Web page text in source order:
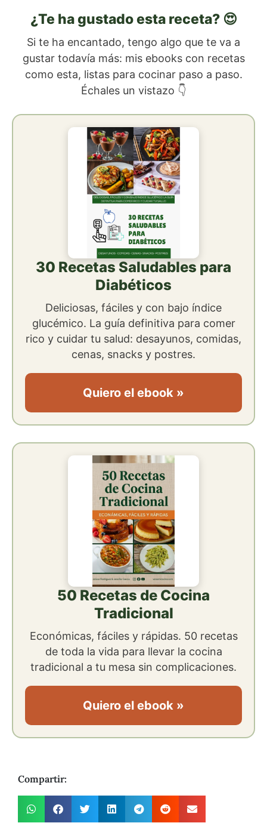
¿Te ha gustado esta receta? 😍
Si te ha encantado, tengo algo que te va a
gustar todavía más: mis ebooks con recetas
como esta, listas para cocinar paso a paso.
Échales un vistazo 👇
30 Recetas Saludables para
Diabéticos
Deliciosas, fáciles y con bajo índice
glucémico. La guía definitiva para comer
rico y cuidar tu salud: desayunos, comidas,
cenas, snacks y postres.
Quiero el ebook »
50 Recetas de Cocina
Tradicional
Económicas, fáciles y rápidas. 50 recetas
de toda la vida para llevar la cocina
tradicional a tu mesa sin complicaciones.
Quiero el ebook »
Compartir: